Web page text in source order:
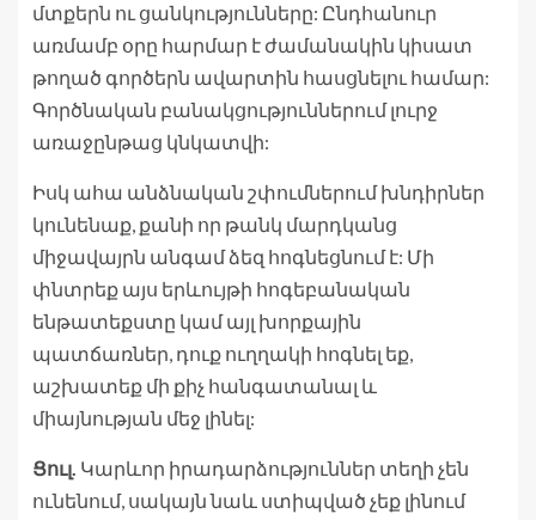
մտքերն ու ցանկությունները: Ընդհանուր
առմամբ օրը հարմար է ժամանակին կիսատ
թողած գործերն ավարտին հասցնելու համար:
Գործնական բանակցություններում լուրջ
առաջընթաց կնկատվի:
Իսկ ահա անձնական շփումներում խնդիրներ
կունենաք, քանի որ թանկ մարդկանց
միջավայրն անգամ ձեզ հոգնեցնում է: Մի
փնտրեք այս երևույթի հոգեբանական
ենթատեքստը կամ այլ խորքային
պատճառներ, դուք ուղղակի հոգնել եք,
աշխատեք մի քիչ հանգատանալ և
միայնության մեջ լինել:
Ցուլ. Կարևոր իրադարձություններ տեղի չեն
ունենում, սակայն նաև ստիպված չեք լինում